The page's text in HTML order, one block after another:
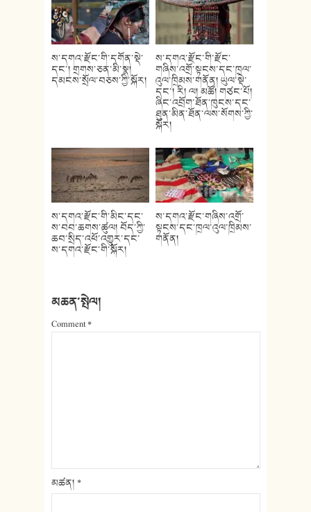
ས་དགའ་རྫོང་གི་དགོན་སྡེ་
དང་། གྲགས་ཅན་མི་སྣ།
དམངས་སྲོལ་བཅས་ཀྱི་སྐོར།
ས་དགའ་རྫོང་གི་རྫོང་
གཞིས་འགྲོ་སྟངས་དང་ཁྲལ་
འུལ་ཁྲིམས་གནོན། ཡུལ་སྡེ་
དང་། རི། ལ། མཚོ། གཙང་པོ།
ཞིང་འབྲོག་ཐོན་ཁུངས་དང་
ཐུན་མིན་ཐོན་ལས་སོགས་ཀྱི་
སྐོར།
ས་དགའ་རྫོང་གི་མིང་དང་
ས་བབ་ཆགས་ཚུལ། བོད་ཀྱི་
ཆབ་སྲིད་འཕོ་འགྱུར་དང་
ས་དགའ་རྫོང་གི་སྐོར།
ས་དགའ་རྫོང་གཞིས་འགྲོ་
སྟངས་དང་ཁྲལ་འུལ་ཁྲིམས་
གནོན།
མཆན་སྤེལ།
Comment*
མཚན། *